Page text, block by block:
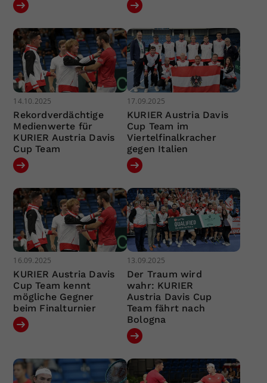
14.10.2025
Rekordverdächtige
Medienwerte für
KURIER Austria Davis
Cup Team
17.09.2025
KURIER Austria Davis
Cup Team im
Viertelfinalkracher
gegen Italien
16.09.2025
KURIER Austria Davis
Cup Team kennt
mögliche Gegner
beim Finalturnier
13.09.2025
Der Traum wird
wahr: KURIER
Austria Davis Cup
Team fährt nach
Bologna